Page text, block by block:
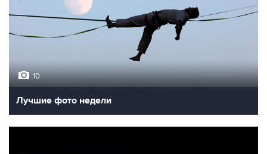
10
Лучшие фото недели